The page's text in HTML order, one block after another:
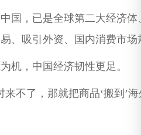
，已是全球第二大经济体
、吸引外资、国内消费市
，中国经济韧性更足。
了，那就把商品‘搬到’海